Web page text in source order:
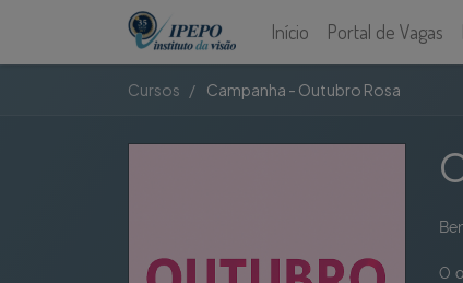
Início Portal de Vagas
Cursos Campanha - Outubro Rosa
O